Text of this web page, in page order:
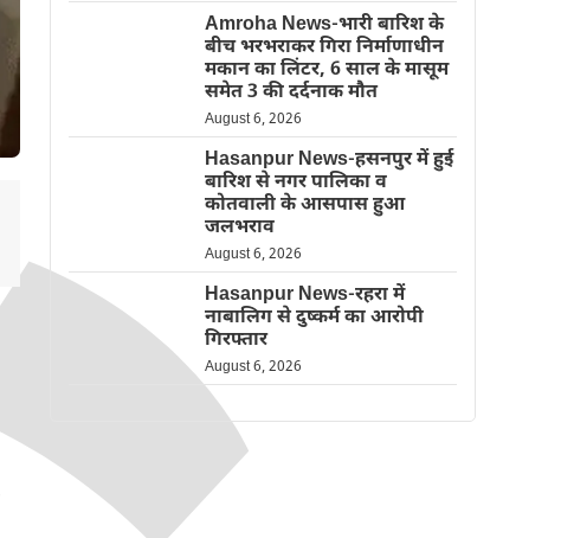
Amroha News-भारी बारिश के
बीच भरभराकर गिरा निर्माणाधीन
मकान का लिंटर, 6 साल के मासूम
समेत 3 की दर्दनाक मौत
August 6, 2026
Hasanpur News-हसनपुर में हुई
बारिश से नगर पालिका व
कोतवाली के आसपास हुआ
जलभराव
August 6, 2026
Hasanpur News-रहरा में
नाबालिग से दुष्कर्म का आरोपी
गिरफ्तार
August 6, 2026